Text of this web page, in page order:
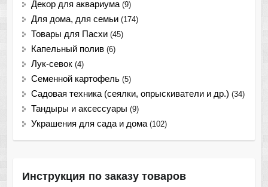
Декор для аквариума (9)
Для дома, для семьи (174)
Товары для Пасхи (45)
Капельный полив (6)
Лук-севок (4)
Семенной картофель (5)
Садовая техника (сеялки, опрыскиватели и др.) (34)
Тандыры и аксессуары (9)
Украшения для сада и дома (102)
Инструкция по заказу товаров